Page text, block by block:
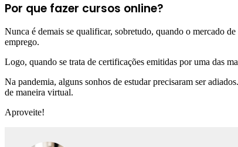
Por que fazer cursos online?
Nunca é demais se qualificar, sobretudo, quando o mercado
emprego.
Logo, quando se trata de certificações emitidas por uma das
Na pandemia, alguns sonhos de estudar precisaram ser
de maneira virtual.
Aproveite!